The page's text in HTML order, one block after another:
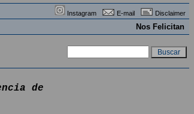
Instagram E-mail Disclaimer
Nos Felicitan
de